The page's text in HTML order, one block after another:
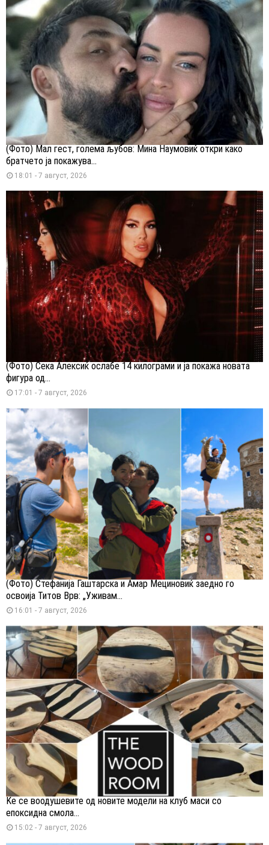
(Фото) Мал гест, голема љубов: Мина Наумовиќ откри како
братчето ја покажува...
18:01 - 7 август, 2026
(Фото) Сека Алексиќ ослабе 14 килограми и ја покажа новата
фигура од...
17:01 - 7 август, 2026
(Фото) Стефанија Гаштарска и Амар Мециновиќ заедно го
освоија Титов Врв: „Уживам...
16:01 - 7 август, 2026
Ќе се воодушевите од новите модели на клуб маси со
епоксидна смола...
15:02 - 7 август, 2026